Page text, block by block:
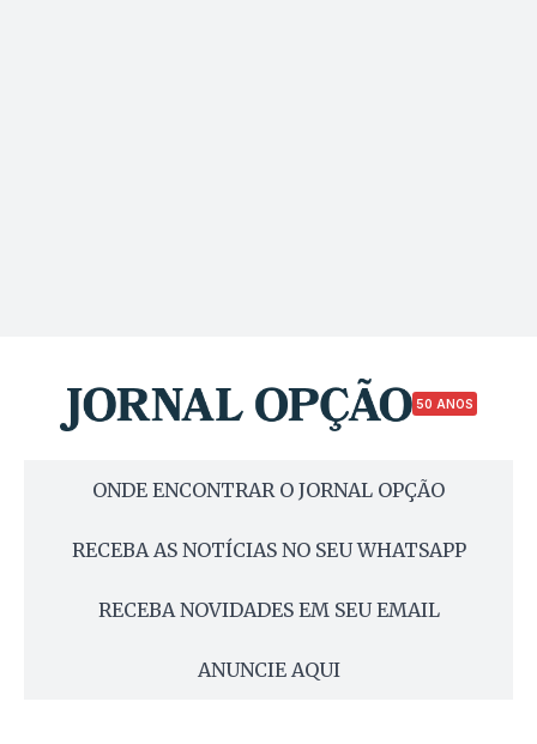
50 ANOS
ONDE ENCONTRAR O JORNAL OPÇÃO
RECEBA AS NOTÍCIAS NO SEU WHATSAPP
RECEBA NOVIDADES EM SEU EMAIL
ANUNCIE AQUI